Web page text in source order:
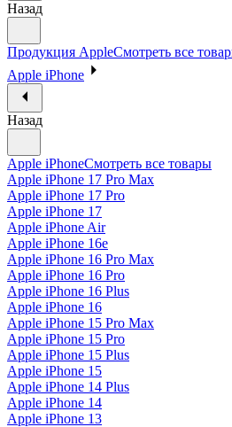
Назад
Продукция AppleСмотреть все
Apple iPhone
Назад
Apple iPhoneСмотреть все товары
Apple iPhone 17 Pro Max
Apple iPhone 17 Pro
Apple iPhone 17
Apple iPhone Air
Apple iPhone 16e
Apple iPhone 16 Pro Max
Apple iPhone 16 Pro
Apple iPhone 16 Plus
Apple iPhone 16
Apple iPhone 15 Pro Max
Apple iPhone 15 Pro
Apple iPhone 15 Plus
Apple iPhone 15
Apple iPhone 14 Plus
Apple iPhone 14
Apple iPhone 13